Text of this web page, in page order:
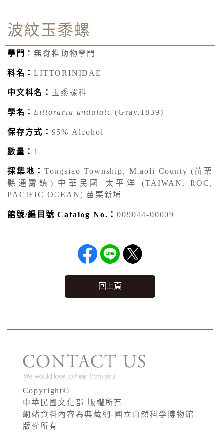
波紋玉黍螺
學門： 無脊椎動物學門
科名： LITTORINIDAE
中文科名： 玉黍螺科
學名： Littoraria undulata (Gray,1839)
保存方式： 95% Alcohol
數量： 1
採集地：Tongsiao Township, Miaoli County (苗栗
縣通霄鎮) 中華民國 太平洋 (TAIWAN, ROC,
PACIFIC OCEAN) 苗栗新埔
館號/編目號 Catalog No.： 009044-00009
回上頁
Copyright©
中華民國文化部 版權所有
網站資料內容為典藏網-國立自然科學博物館
版權所有